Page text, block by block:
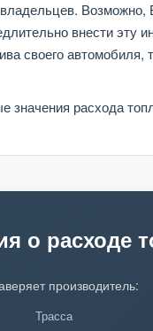
внести эту
своего
расхода
о расходе
производитель:
Трасса